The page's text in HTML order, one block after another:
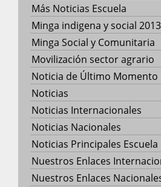
Más Noticias Escuela
Minga indigena y social 2013
Minga Social y Comunitaria
Movilización sector agrario
Noticia de Último Momento
Noticias
Noticias Internacionales
Noticias Nacionales
Noticias Principales Escuela
Nuestros Enlaces
Nuestros Enlaces